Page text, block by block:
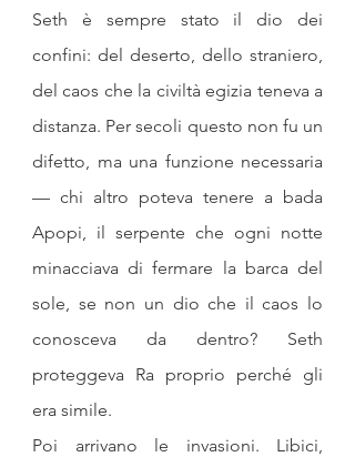
Seth è sempre stato il dio dei
confini: del deserto, dello straniero,
del caos che la civiltà egizia teneva a
distanza. Per secoli questo non fu un
difetto, ma una funzione necessaria
— chi altro poteva tenere a bada
Apopi, il serpente che ogni notte
minacciava di fermare la barca del
sole, se non un dio che il caos lo
conosceva da dentro? Seth
proteggeva Ra proprio perché gli
era simile.
Poi arrivano le invasioni. Libici,